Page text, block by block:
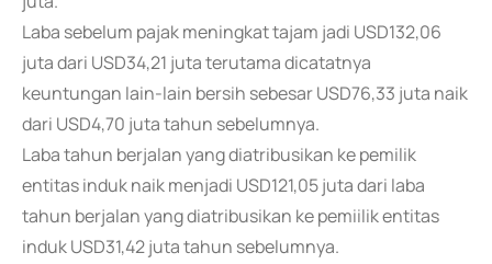
Laba sebelum pajak meningkat tajam jadi USD132,06
juta dari USD34,21 juta terutama dicatatnya
keuntungan lain-lain bersih sebesar USD76,33 juta naik
dari USD4,70 juta tahun sebelumnya.
Laba tahun berjalan yang diatribusikan ke pemilik
entitas induk naik menjadi USD121,05 juta dari laba
tahun berjalan yang diatribusikan ke pemiilik entitas
induk USD31,42 juta tahun sebelumnya.